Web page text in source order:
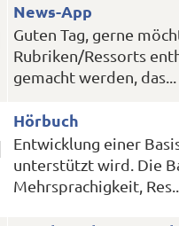
News-App
Guten Tag, gerne
Rubriken/Ressorts
gemacht werden, das...
Hörbuch
Entwicklung einer
unterstützt wird. Die
Mehrsprachigkeit, Res...